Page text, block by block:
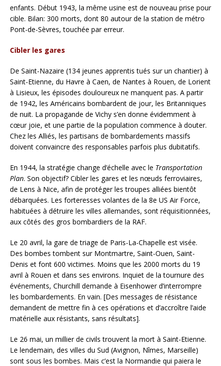
enfants. Début 1943, la même usine est de nouveau prise pour
cible. Bilan: 300 morts, dont 80 autour de la station de métro
Pont-de-Sèvres, touchée par erreur.
Cibler les gares
De Saint-Nazaire (134 jeunes apprentis tués sur un chantier) à
Saint-Etienne, du Havre à Caen, de Nantes à Rouen, de Lorient
à Lisieux, les épisodes douloureux ne manquent pas. A partir
de 1942, les Américains bombardent de jour, les Britanniques
de nuit. La propagande de Vichy s’en donne évidemment à
cœur joie, et une partie de la population commence à douter.
Chez les Alliés, les partisans de bombardements massifs
doivent convaincre des responsables parfois plus dubitatifs.
En 1944, la stratégie change d’échelle avec le Transportation
Plan. Son objectif? Cibler les gares et les nœuds ferroviaires,
de Lens à Nice, afin de protéger les troupes alliées bientôt
débarquées. Les forteresses volantes de la 8e US Air Force,
habituées à détruire les villes allemandes, sont réquisitionnées,
aux côtés des gros bombardiers de la RAF.
Le 20 avril, la gare de triage de Paris-La-Chapelle est visée.
Des bombes tombent sur Montmartre, Saint-Ouen, Saint-
Denis et font 600 victimes. Moins que les 2000 morts du 19
avril à Rouen et dans ses environs. Inquiet de la tournure des
événements, Churchill demande à Eisenhower d’interrompre
les bombardements. En vain. [Des messages de résistance
demandent de mettre fin à ces opérations et d’accroître l’aide
matérielle aux résistants, sans résultats].
Le 26 mai, un millier de civils trouvent la mort à Saint-Etienne.
Le lendemain, des villes du Sud (Avignon, Nîmes, Marseille)
sont sous les bombes. Mais c’est la Normandie qui paiera le